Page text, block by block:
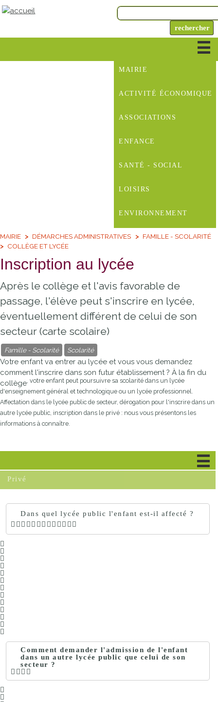
MAIRIE
ACTIVITÉ ÉCONOMIQUE
ASSOCIATIONS
ENFANCE
SANTÉ - SOCIAL
LOISIRS
ENVIRONNEMENT
MAIRIE DÉMARCHES ADMINISTRATIVES
FAMILLE - SCOLARITÉ
COLLÈGE ET LYCÉE
Inscription au lycée
Après le collège et l'avis favorable de
passage, l'élève peut s'inscrire en lycée,
éventuellement différent de celui de son
secteur (carte scolaire)
Famille - Scolarité Scolarité
Votre enfant va entrer au lycée et vous vous demandez
comment l'inscrire dans son futur établissement ? À la fin du
collège , votre enfant peut poursuivre sa scolarité dans un lycée
d'enseignement général et technologique ou un lycée professionnel.
Affectation dans le lycée public de secteur, dérogation pour l'inscrire dans un
autre lycée public, inscription dans le privé : nous vous présentons les
informations à connaître.
Privé
Dans quel lycée public l'enfant est-il affecté ?
Comment demander l'admission de l'enfant
dans un autre lycée public que celui de son
secteur ?